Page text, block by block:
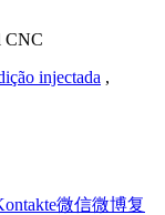
CNC
injectada ,
微信微博复